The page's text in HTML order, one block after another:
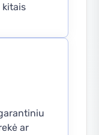
kitais
ar